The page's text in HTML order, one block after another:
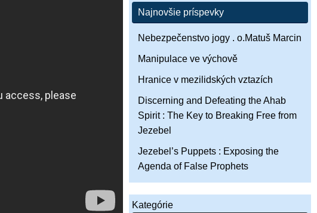
Najnovšie príspevky
Nebezpečenstvo jogy . o.Matuš Marcin
Manipulace ve výchově
Hranice v mezilidských vztazích
Discerning and Defeating the Ahab
Spirit : The Key to Breaking Free from
Jezebel
Jezebel’s Puppets : Exposing the
Agenda of False Prophets
Kategórie